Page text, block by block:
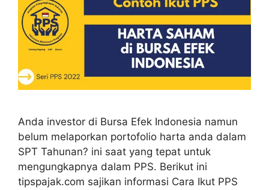
Anda investor di Bursa Efek Indonesia namun
belum melaporkan portofolio harta anda dalam
SPT Tahunan? ini saat yang tepat untuk
mengungkapnya dalam PPS. Berikut ini
tipspajak.com sajikan informasi Cara Ikut PPS